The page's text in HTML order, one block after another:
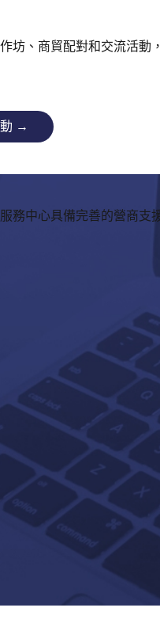
坊、商貿配對和交流活動
→
務中心具備完善的營商支